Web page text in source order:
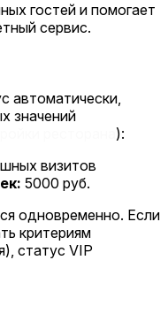
гостей и помогает
сервис.
автоматически,
значений
):
визитов
5000 руб.
одновременно. Если
критериям
статус VIP